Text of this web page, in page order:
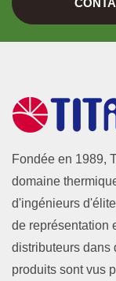
Fondée en 1989,
domaine
d'ingénieurs
de représentation
distributeurs dans
produits sont vus